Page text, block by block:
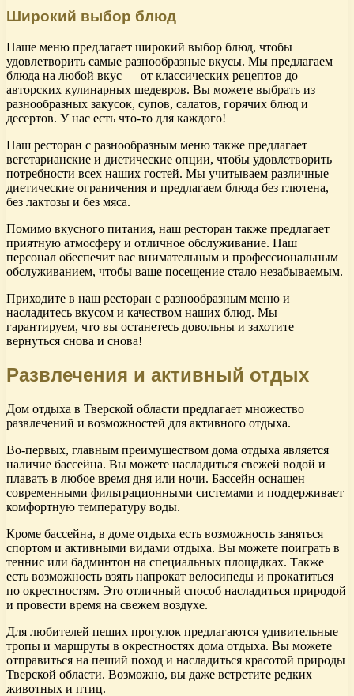
Широкий выбор блюд
Наше меню предлагает широкий выбор блюд, чтобы
удовлетворить самые разнообразные вкусы. Мы предлагаем
блюда на любой вкус — от классических рецептов до
авторских кулинарных шедевров. Вы можете выбрать из
разнообразных закусок, супов, салатов, горячих блюд и
десертов. У нас есть что-то для каждого!
Наш ресторан с разнообразным меню также предлагает
вегетарианские и диетические опции, чтобы удовлетворить
потребности всех наших гостей. Мы учитываем различные
диетические ограничения и предлагаем блюда без глютена,
без лактозы и без мяса.
Помимо вкусного питания, наш ресторан также предлагает
приятную атмосферу и отличное обслуживание. Наш
персонал обеспечит вас внимательным и профессиональным
обслуживанием, чтобы ваше посещение стало незабываемым.
Приходите в наш ресторан с разнообразным меню и
насладитесь вкусом и качеством наших блюд. Мы
гарантируем, что вы останетесь довольны и захотите
вернуться снова и снова!
Развлечения и активный отдых
Дом отдыха в Тверской области предлагает множество
развлечений и возможностей для активного отдыха.
Во-первых, главным преимуществом дома отдыха является
наличие бассейна. Вы можете насладиться свежей водой и
плавать в любое время дня или ночи. Бассейн оснащен
современными фильтрационными системами и поддерживает
комфортную температуру воды.
Кроме бассейна, в доме отдыха есть возможность заняться
спортом и активными видами отдыха. Вы можете поиграть в
теннис или бадминтон на специальных площадках. Также
есть возможность взять напрокат велосипеды и прокатиться
по окрестностям. Это отличный способ насладиться природой
и провести время на свежем воздухе.
Для любителей пеших прогулок предлагаются удивительные
тропы и маршруты в окрестностях дома отдыха. Вы можете
отправиться на пеший поход и насладиться красотой природы
Тверской области. Возможно, вы даже встретите редких
животных и птиц.